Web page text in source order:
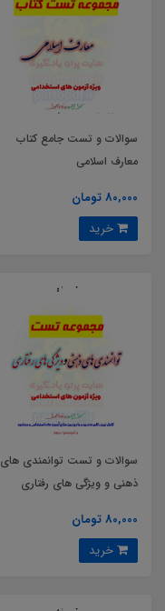
سوالات و تست جامع کتاب
معارف اسلامی
80,000 تومان
سوالات و تست توانمندی های
ذهنی و ویژگی های رفتاری
80,000 تومان